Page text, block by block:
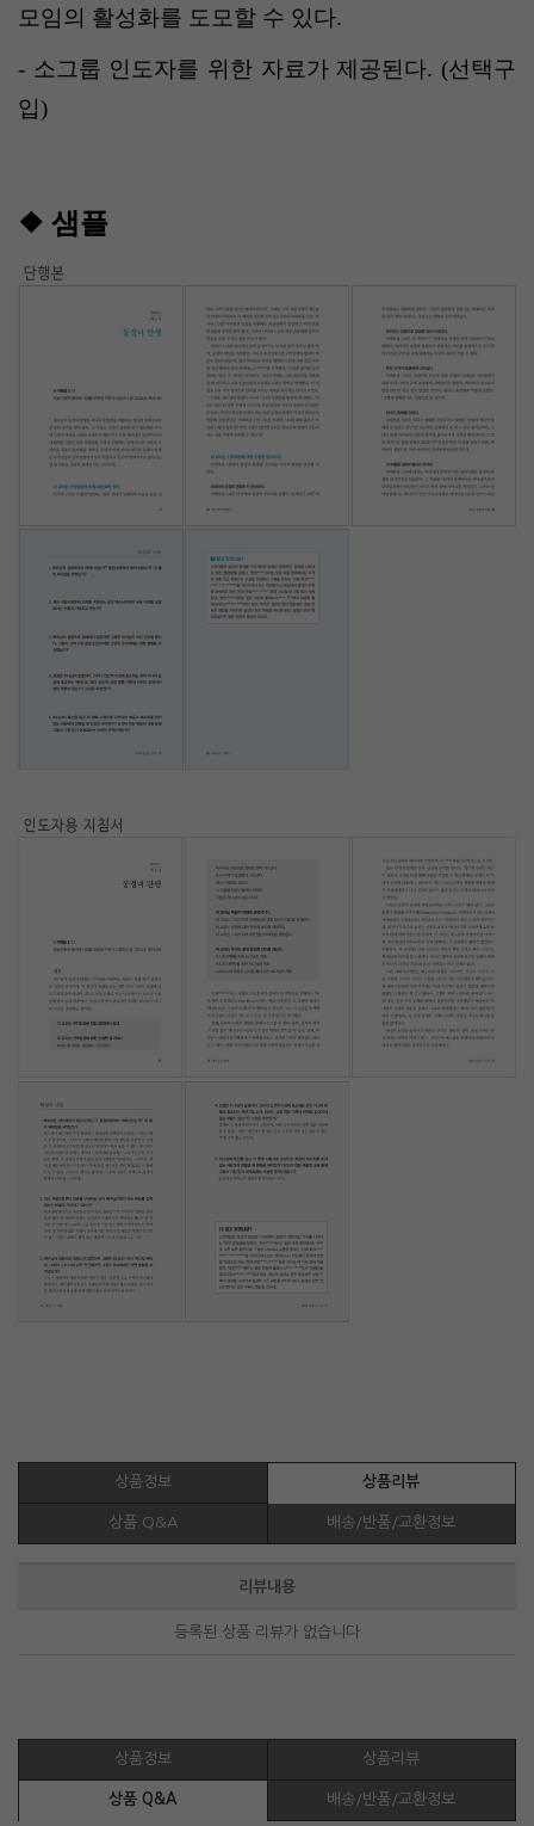
모임의 활성화를 도모할 수 있다.
- 소그룹 인도자를 위한 자료가 제공된다. (선택구
입)
❖ 샘플
상품정보 상품리뷰
상품 Q&A 배송/반품/교환정보
리뷰내용
등록된 상품 리뷰가 없습니다
상품정보 상품리뷰
상품 Q&A 배송/반품/교환정보